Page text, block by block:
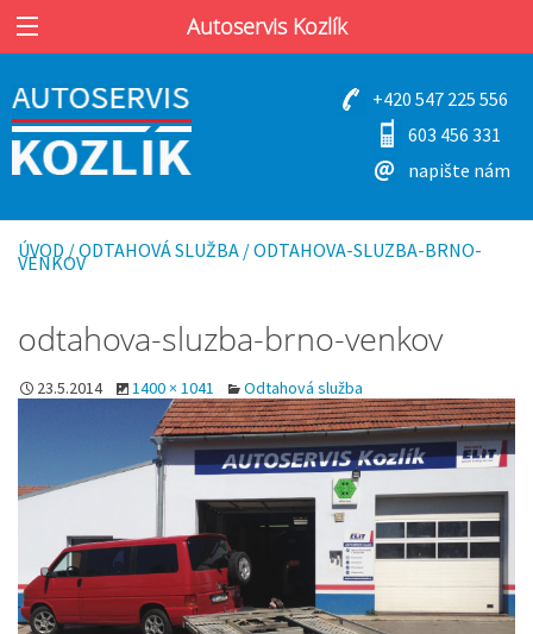
Autoservis Kozlík
+420 547 225 556
603 456 331
napište nám
ÚVOD /ODTAHOVÁ SLUŽBA /ODTAHOVA-SLUZBA-BRNO-
VENKOV
odtahova-sluzba-brno-venkov
23.5.2014 1400 × 1041 Odtahová služba